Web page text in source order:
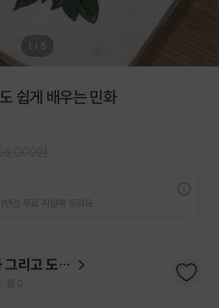
1 / 5
쉽게 배우는 민화
년간 무료 지원해 드리요.
아인토 민화 그리고 도자기
찜 0